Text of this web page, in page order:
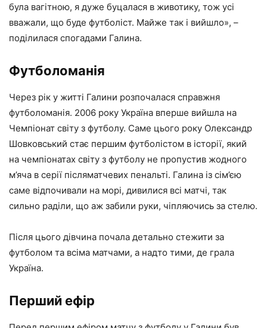
була вагітною, я дуже буцалася в животику, тож усі
вважали, що буде футболіст. Майже так і вийшло», –
поділилася спогадами Галина.
Футболоманія
Через рік у житті Галини розпочалася справжня
футболоманія. 2006 року Україна вперше вийшла на
Чемпіонат світу з футболу. Саме цього року Олександр
Шовковський стає першим футболістом в історії, який
на чемпіонатах світу з футболу не пропустив жодного
м’яча в серії післяматчевих пенальті. Галина із сім’єю
саме відпочивали на морі, дивилися всі матчі, так
сильно раділи, що аж забили руки, чіпляючись за стелю.
Після цього дівчина почала детально стежити за
футболом та всіма матчами, а надто тими, де грала
Україна.
Перший ефір